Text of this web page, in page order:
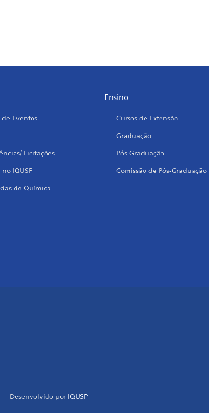
Eventos
Licitações
no IQUSP
de Química
Ensino
Cursos de Extensão
Graduação
Pós-Graduação
Comissão de Pós-Graduação
Desenvolvido por IQUSP